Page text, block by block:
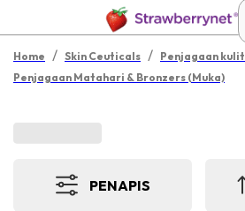
Home / Skin Ceuticals / Penjagaan kulit
Penjagaan Matahari & Bronzers (Muka)
PENAPIS